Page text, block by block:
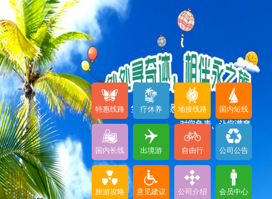
特惠线路 疗休养 地接线路 国内短线
国内长线 出境游 自由行 公司公告
旅游攻略 意见建议 公司介绍 会员中心